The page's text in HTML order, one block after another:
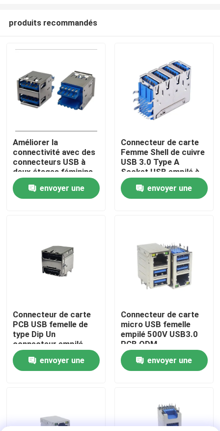
Maison
Produits
Contrôle de qualité
Demandez une citation
Connecteur USB DIP
Connecteurs USB de type C
produits recommandés
Améliorer la
connectivité avec des
connecteurs USB à
deux étages féminins
fiables 1.5A
envoyer une
Connecteur de carte
Femme Shell de cuivre
USB 3.0 Type A
Socket USB empilé à
quatre ponts
envoyer une
Connecteur de carte
PCB USB femelle de
type Dip Un
connecteur empilé
femelle 0.5AMP
envoyer une
Connecteur de carte
micro USB femelle
empilé 500V USB3.0
PCB ODM
envoyer une